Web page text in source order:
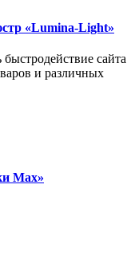
«Lumina-Light»
сайта
и различных
Мах»